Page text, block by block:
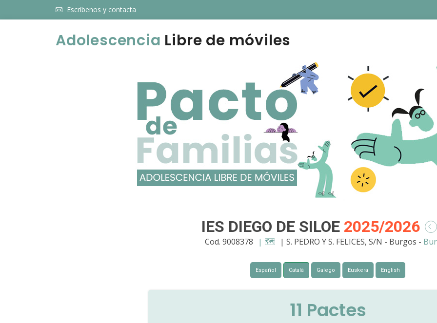
Escríbenos y contacta
Adolescencia Libre de móviles
IES DIEGO DE SILOE 2025/2026
Cod. 9008378 | 🗺️ | S. PEDRO Y S. FELICES, S/N - Burgos -
Español Català Galego Euskera English
11 Pactes